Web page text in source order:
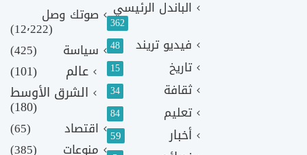
الباندل الرئيسي
362
فيديو تريند 48
تاريخ 15
ثقافة 34
تعليم 84
أخبار 59
صوتك وصل
(12٬222)
سياسة
(425)
عالم
(101)
الشرق الأوسط
(180)
اقتصاد
(65)
منوعات
(385)